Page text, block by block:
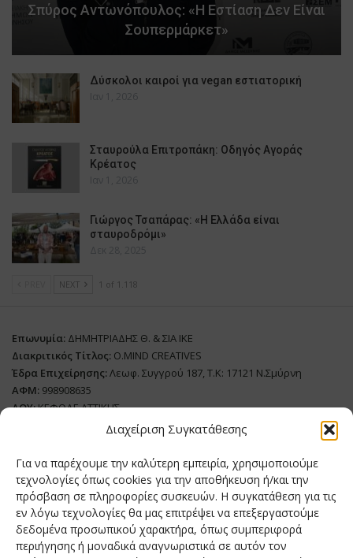
Διαχείριση Συγκατάθεσης
Για να παρέχουμε την καλύτερη εμπειρία, χρησιμοποιούμε
τεχνολογίες όπως cookies για την αποθήκευση ή/και την
πρόσβαση σε πληροφορίες συσκευών. Η συγκατάθεση για τις
εν λόγω τεχνολογίες θα μας επιτρέψει να επεξεργαστούμε
δεδομένα προσωπικού χαρακτήρα, όπως συμπεριφορά
περιήγησης ή μοναδικά αναγνωριστικά σε αυτόν τον
Σπύρος Αντωνόπουλος: «Η Εστίαση Δεν Είναι
Σουπερμάρκετ»
Δύσκολοι καιροί για vegan εστιατορική
Ιαν 1, 2026
Σταυρούλα Επιτροπάκη: Οδηγός Αγοράς
Κρέατος
Ιαν 1, 2026
Γιώργος Τσαπάρας: «Η Ελλάδα είναι
σταυροδρόμι»
Δεκ 28, 2025
NEXT 1 of 1.118
Επωνυμία: ΔΗΜΗΤΡΙΑΔΗΣ Θ. & ΣΙΑ ΙΚΕ
Διακριτικός Τίτλος: O.MIND CREATIVES
Έδρα Επιχείρησης:Λεωφ. Συγγρού 187, Τ.Κ: 17121 Ν.Σμύρνη
ΑΦΜ: 998908635
ΔΟΥ:ΚΕΦΟΔΕ ΑΤΤΙΚΗΣ
Όνομα Ιδιοκτήτη και Νόμιμο Πρόσωπο: Θεόδωρος Δημητριάδης
Διευθυντής Σύνταξης:Ευθυμιάτου Μαίρη
Domain:grillmagazine.gr
Δικαιούχος Domain:Θεόδωρος Δημητριάδης
Διευθυντής:Θεόδωρος Δημητριάδης
Διαχειριστής:Θεόδωρος Δημητριάδης
Δήλωση Συμμόρφωσης